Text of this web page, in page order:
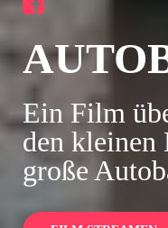
Ein Film
den kleinen
große